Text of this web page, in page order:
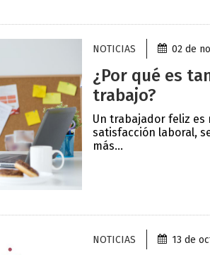
NOTICIAS 02 de
¿Por qué es
trabajo?
Un trabajador feliz es
satisfacción laboral,
más...
NOTICIAS 13 de